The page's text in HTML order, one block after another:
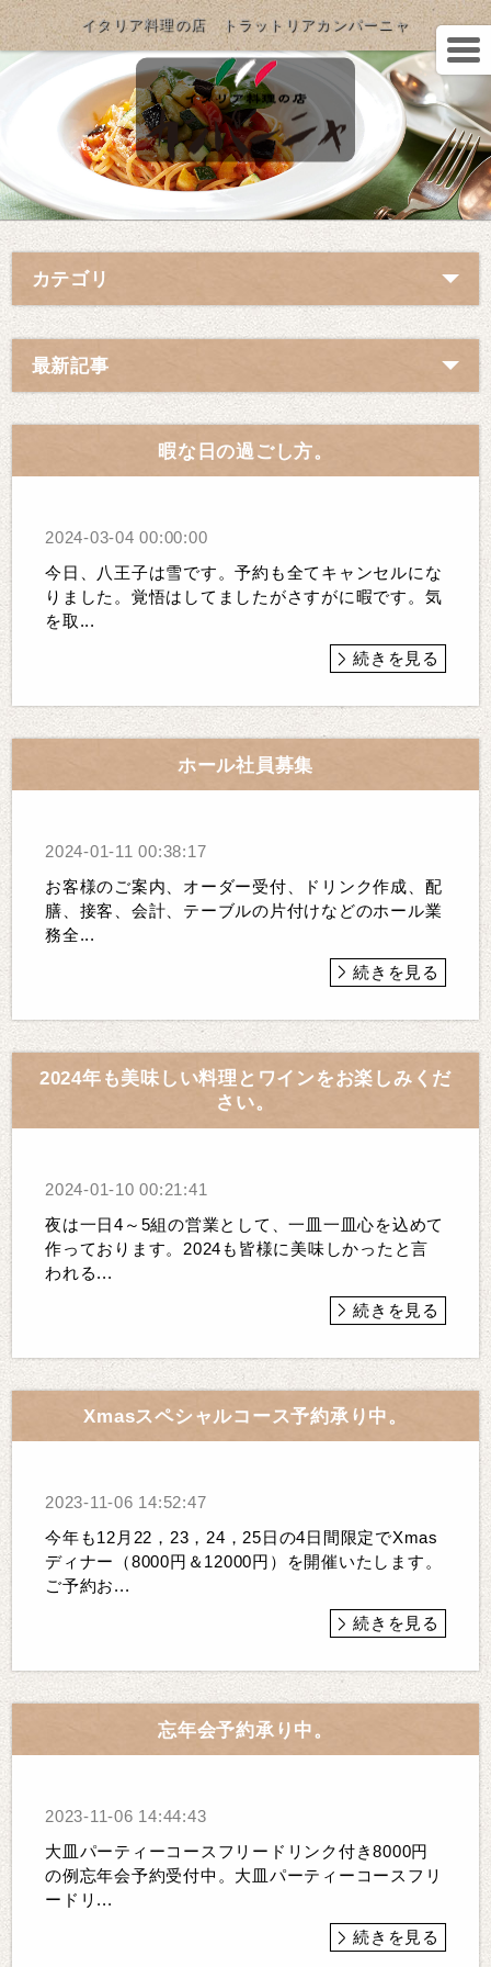
イタリア料理の店 トラットリアカンパーニャ
カテゴリ
最新記事
暇な日の過ごし方。
2024-03-04 00:00:00
今日、八王子は雪です。予約も全てキャンセルにな
りました。覚悟はしてましたがさすがに暇です。気
を取...
続きを見る
ホール社員募集
2024-01-11 00:38:17
お客様のご案内、オーダー受付、ドリンク作成、配
膳、接客、会計、テーブルの片付けなどのホール業
務全...
続きを見る
2024年も美味しい料理とワインをお楽しみくだ
さい。
2024-01-10 00:21:41
夜は一日4～5組の営業として、一皿一皿心を込めて
作っております。2024も皆様に美味しかったと言
われる...
続きを見る
Xmasスペシャルコース予約承り中。
2023-11-06 14:52:47
今年も12月22，23，24，25日の4日間限定でXmas
ディナー（8000円＆12000円）を開催いたします。
ご予約お...
続きを見る
忘年会予約承り中。
2023-11-06 14:44:43
大皿パーティーコースフリードリンク付き8000円
の例忘年会予約受付中。大皿パーティーコースフリ
ードリ...
続きを見る